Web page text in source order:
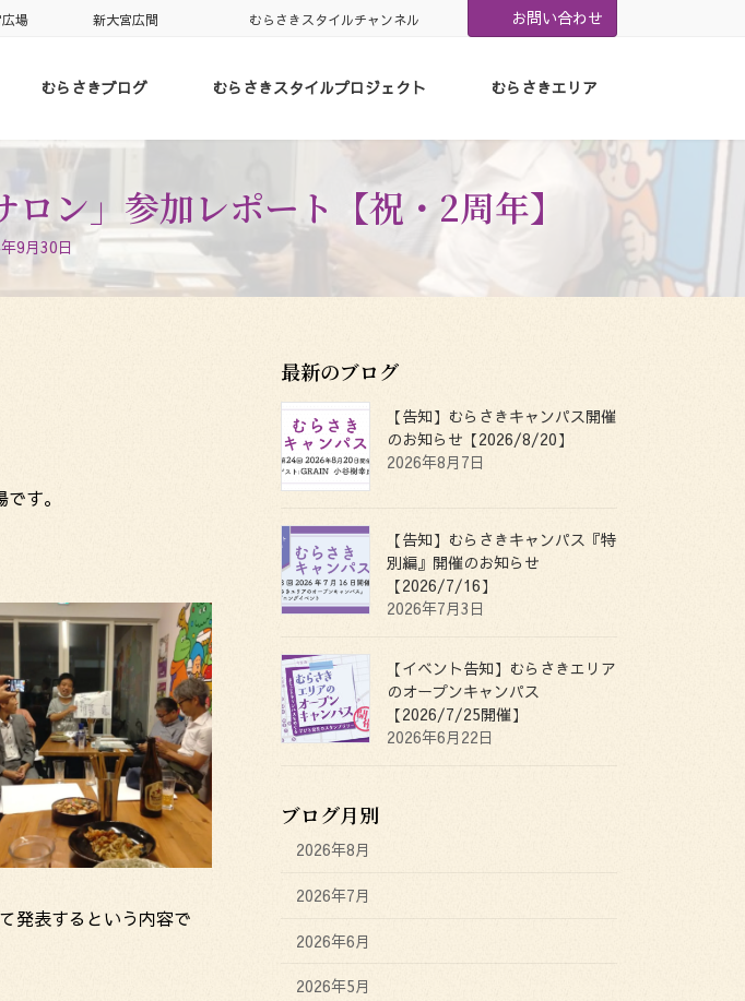
場 新大宮広間 むらさきスタイルチャンネル お問い合わせ
むらさきブログ むらさきスタイルプロジェクト むらさきエリア
ン」参加レポート【祝・2周年】
9月30日
す。
発表するという内容で
最新のブログ
【告知】むらさきキャンパス開催
のお知らせ【2026/8/20】
2026年8月7日
【告知】むらさきキャンパス『特
別編』開催のお知らせ
【2026/7/16】
2026年7月3日
【イベント告知】むらさきエリア
のオープンキャンパス
【2026/7/25開催】
2026年6月22日
ブログ月別
2026年8月
2026年7月
2026年6月
2026年5月